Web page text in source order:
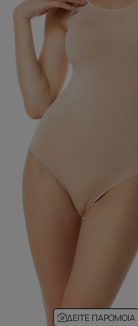
ΔΕΊΤΕ ΠΑΡΌΜΟΙΑ